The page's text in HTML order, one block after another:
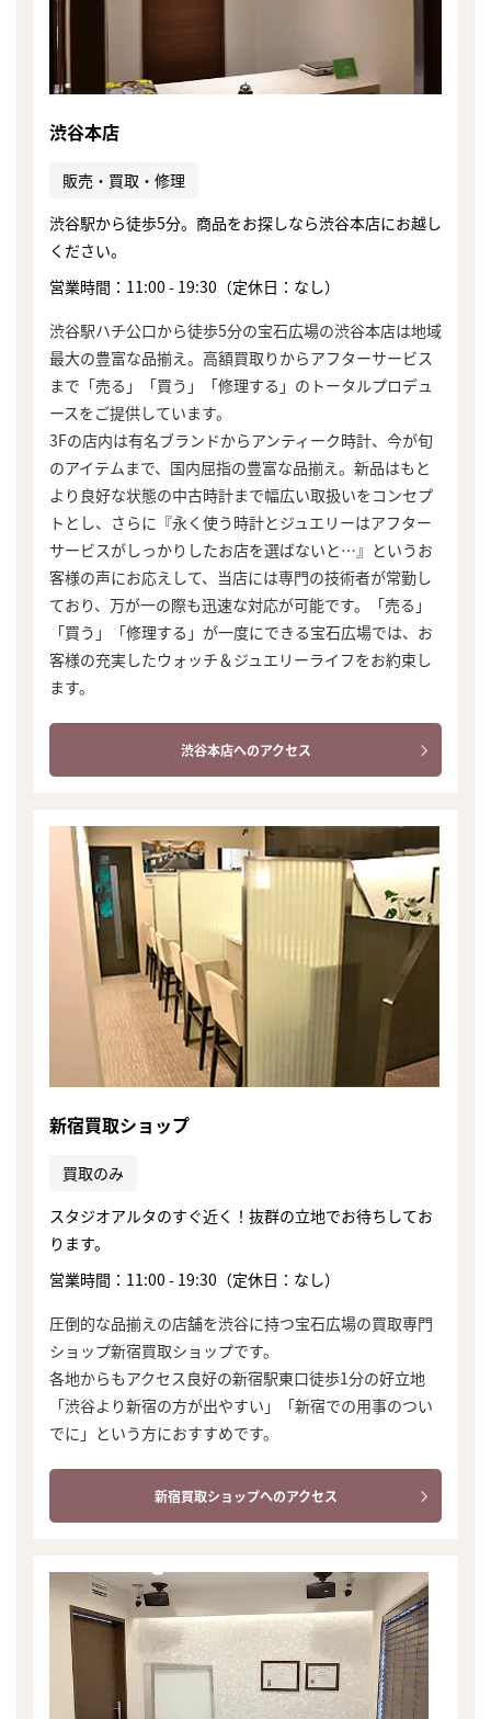
渋谷本店
販売・買取・修理
渋谷駅から徒歩5分。商品をお探しなら渋谷本店にお越し
ください。
営業時間：11:00 - 19:30（定休日：なし）
渋谷駅ハチ公口から徒歩5分の宝石広場の渋谷本店は地域
最大の豊富な品揃え。高額買取りからアフターサービス
まで「売る」「買う」「修理する」のトータルプロデュ
ースをご提供しています。
3Fの店内は有名ブランドからアンティーク時計、今が旬
のアイテムまで、国内屈指の豊富な品揃え。新品はもと
より良好な状態の中古時計まで幅広い取扱いをコンセプ
トとし、さらに『永く使う時計とジュエリーはアフター
サービスがしっかりしたお店を選ばないと…』というお
客様の声にお応えして、当店には専門の技術者が常勤し
ており、万が一の際も迅速な対応が可能です。「売る」
「買う」「修理する」が一度にできる宝石広場では、お
客様の充実したウォッチ＆ジュエリーライフをお約束し
ます。
渋谷本店へのアクセス
新宿買取ショップ
買取のみ
スタジオアルタのすぐ近く！抜群の立地でお待ちしてお
ります。
営業時間：11:00 - 19:30（定休日：なし）
圧倒的な品揃えの店舗を渋谷に持つ宝石広場の買取専門
ショップ新宿買取ショップです。
各地からもアクセス良好の新宿駅東口徒歩1分の好立地
「渋谷より新宿の方が出やすい」「新宿での用事のつい
でに」という方におすすめです。
新宿買取ショップへのアクセス